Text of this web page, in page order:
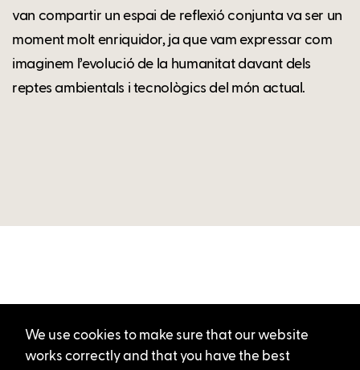
van compartir un espai de reflexió conjunta va ser un
moment molt enriquidor, ja que vam expressar com
imaginem l’evolució de la humanitat davant dels
reptes ambientals i tecnològics del món actual.
We use cookies to make sure that our website
works correctly and that you have the best